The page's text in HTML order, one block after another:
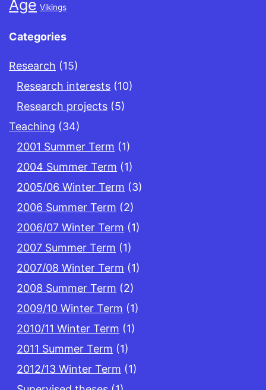
Age Vikings
Categories
Research (15)
Research interests (10)
Research projects (5)
Teaching (34)
2001 Summer Term (1)
2004 Summer Term (1)
2005/06 Winter Term (3)
2006 Summer Term (2)
2006/07 Winter Term (1)
2007 Summer Term (1)
2007/08 Winter Term (1)
2008 Summer Term (2)
2009/10 Winter Term (1)
2010/11 Winter Term (1)
2011 Summer Term (1)
2012/13 Winter Term (1)